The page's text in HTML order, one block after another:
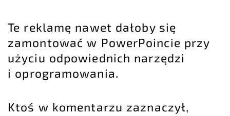
Te reklamę nawet dałoby się
zamontować w PowerPoincie przy
użyciu odpowiednich narzędzi
i oprogramowania.
Ktoś w komentarzu zaznaczył,